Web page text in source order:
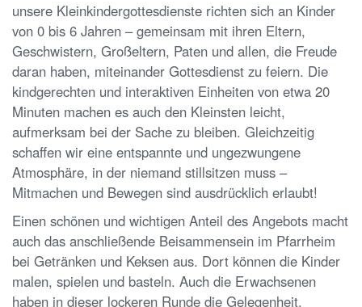
unsere Kleinkindergottesdienste richten sich an Kinder
von 0 bis 6 Jahren – gemeinsam mit ihren Eltern,
Geschwistern, Großeltern, Paten und allen, die Freude
daran haben, miteinander Gottesdienst zu feiern. Die
kindgerechten und interaktiven Einheiten von etwa 20
Minuten machen es auch den Kleinsten leicht,
aufmerksam bei der Sache zu bleiben. Gleichzeitig
schaffen wir eine entspannte und ungezwungene
Atmosphäre, in der niemand stillsitzen muss –
Mitmachen und Bewegen sind ausdrücklich erlaubt!
Einen schönen und wichtigen Anteil des Angebots macht
auch das anschließende Beisammensein im Pfarrheim
bei Getränken und Keksen aus. Dort können die Kinder
malen, spielen und basteln. Auch die Erwachsenen
haben in dieser lockeren Runde die Gelegenheit,